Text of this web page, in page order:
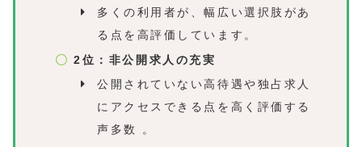
多くの利用者が、幅広い選択肢があ
る点を高評価しています。
2位：非公開求人の充実
公開されていない高待遇や独占求人
にアクセスできる点を高く評価する
声多数 。